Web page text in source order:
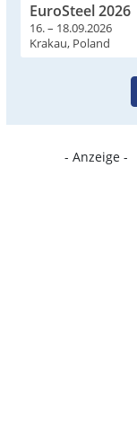
EuroSteel 2026
16. – 18.09.2026
Krakau, Poland
- Anzeige -